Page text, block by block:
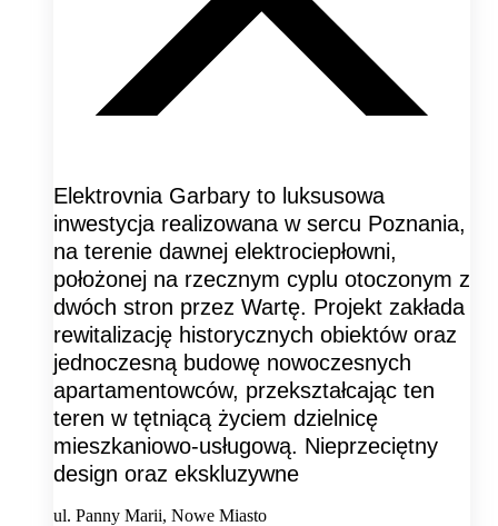
Elektrovnia Garbary to luksusowa
inwestycja realizowana w sercu Poznania,
na terenie dawnej elektrociepłowni,
położonej na rzecznym cyplu otoczonym z
dwóch stron przez Wartę. Projekt zakłada
rewitalizację historycznych obiektów oraz
jednoczesną budowę nowoczesnych
apartamentowców, przekształcając ten
teren w tętniącą życiem dzielnicę
mieszkaniowo-usługową. Nieprzeciętny
design oraz ekskluzywne
ul. Panny Marii, Nowe Miasto